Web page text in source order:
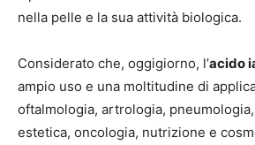
nella pelle e la sua attività biologica.
Considerato che, oggigiorno, l’acido
ampio uso e una moltitudine di
oftalmologia, artrologia,
estetica, oncologia, nutrizione e